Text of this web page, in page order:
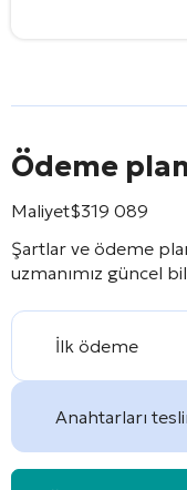
Ödeme
Maliyet$319 089
Şartlar ve ödeme
uzmanımız güncel
İlk ödeme
Anahtarları